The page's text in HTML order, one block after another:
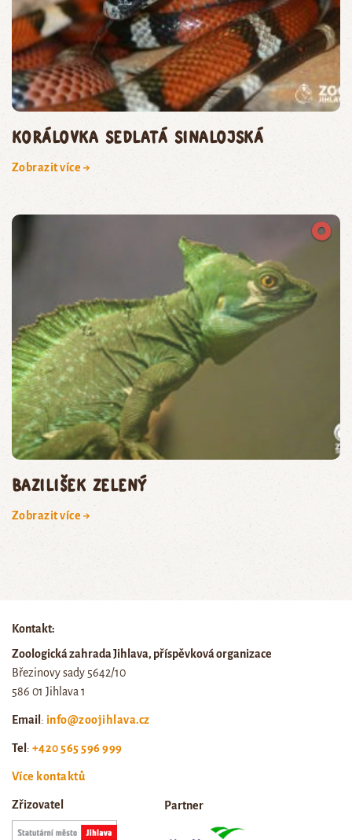
korálovka sedlatá sinalojská
Zobrazit více →
bazilišek zelený
Zobrazit více →
Kontakt:
Zoologická zahrada Jihlava, příspěvková organizace
Březinovy sady 5642/10
586 01 Jihlava 1
Email : info@zoojihlava.cz
Tel : +420 565 596 999
Více kontaktů
Zřizovatel Partner